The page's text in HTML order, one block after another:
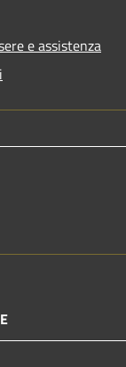
e assistenza